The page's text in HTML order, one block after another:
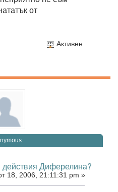
от
Активен
Диферелина?
18, 2006, 21:11:31 pm »